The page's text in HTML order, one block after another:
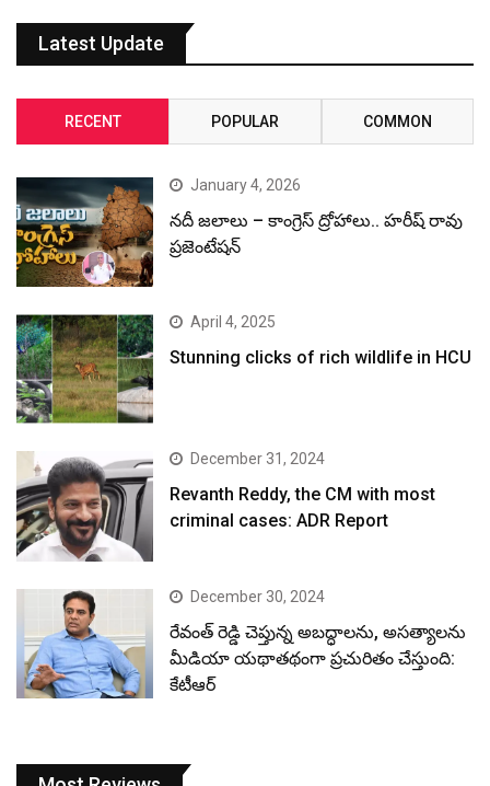
Latest Update
RECENT POPULAR COMMON
January 4, 2026
నదీ జలాలు – కాంగ్రెస్ ద్రోహాలు.. హరీష్ రావు
ప్రజెంటేషన్
April 4, 2025
Stunning clicks of rich wildlife in HCU
December 31, 2024
Revanth Reddy, the CM with most
criminal cases: ADR Report
December 30, 2024
రేవంత్ రెడ్డి చెప్తున్న అబద్ధాలను, అసత్యాలను
మీడియా యథాతథంగా ప్రచురితం చేస్తుంది:
కేటీఆర్